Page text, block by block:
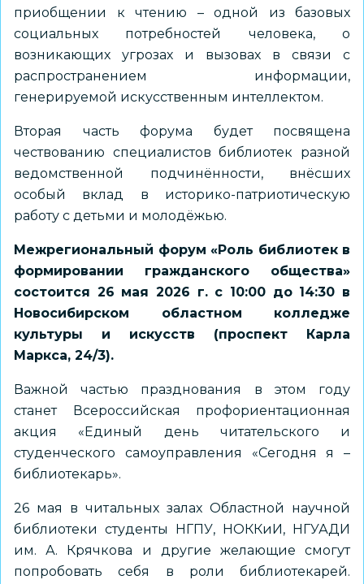
приобщении к чтению – одной из базовых
социальных потребностей человека, о
возникающих угрозах и вызовах в связи с
распространением информации,
генерируемой искусственным интеллектом.
Вторая часть форума будет посвящена
чествованию специалистов библиотек разной
ведомственной подчинённости, внёсших
особый вклад в историко-патриотическую
работу с детьми и молодёжью.
Межрегиональный форум «Роль библиотек в
формировании гражданского общества»
состоится 26 мая 2026 г. с 10:00 до 14:30 в
Новосибирском областном колледже
культуры и искусств (проспект Карла
Маркса, 24/3).
Важной частью празднования в этом году
станет Всероссийская профориентационная
акция «Единый день читательского и
студенческого самоуправления «Сегодня я –
библиотекарь».
26 мая в читальных залах Областной научной
библиотеки студенты НГПУ, НОККиИ, НГУАДИ
им. А. Крячкова и другие желающие смогут
попробовать себя в роли библиотекарей.